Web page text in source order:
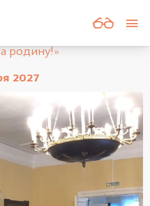
родину!»
2027